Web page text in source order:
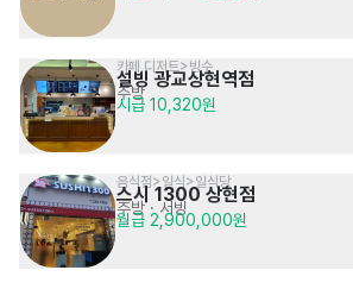
카페,디저트>빙수
설빙 광교상현역점
주방
시급 10,320원
음식점>일식>일식당
스시 1300 상현점
주방· 서빙
월급 2,900,000원